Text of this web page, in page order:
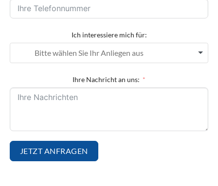
Ich interessiere mich für:
Ihre Nachricht an uns:
JETZT ANFRAGEN